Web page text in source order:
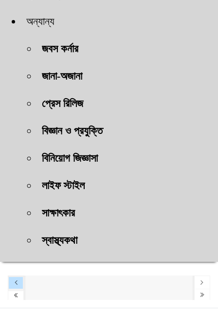
অন্যান্য
জবস কর্নার
জানা-অজানা
প্রেস রিলিজ
বিজ্ঞান ও প্রযুক্তি
বিনিয়োগ জিজ্ঞাসা
লাইফ স্টাইল
সাক্ষাৎকার
স্বাস্থ্যকথা